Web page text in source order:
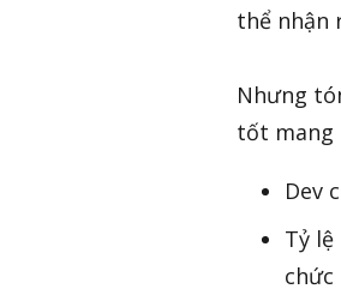
thể nhận
Nhưng
tốt mang
Dev
Tỷ
chức